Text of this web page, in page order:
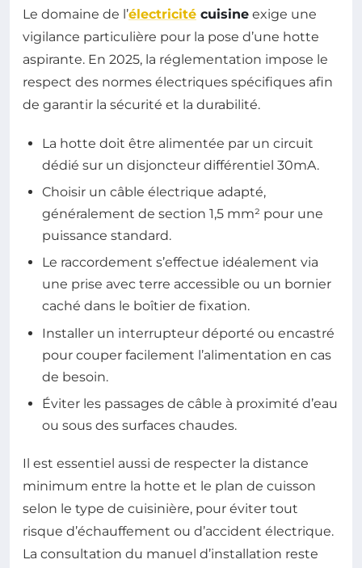
Le domaine de l’électricité cuisine exige une
vigilance particulière pour la pose d’une hotte
aspirante. En 2025, la réglementation impose le
respect des normes électriques spécifiques afin
de garantir la sécurité et la durabilité.
La hotte doit être alimentée par un circuit
dédié sur un disjoncteur différentiel 30mA.
Choisir un câble électrique adapté,
généralement de section 1,5 mm² pour une
puissance standard.
Le raccordement s’effectue idéalement via
une prise avec terre accessible ou un bornier
caché dans le boîtier de fixation.
Installer un interrupteur déporté ou encastré
pour couper facilement l’alimentation en cas
de besoin.
Éviter les passages de câble à proximité d’eau
ou sous des surfaces chaudes.
Il est essentiel aussi de respecter la distance
minimum entre la hotte et le plan de cuisson
selon le type de cuisinière, pour éviter tout
risque d’échauffement ou d’accident électrique.
La consultation du manuel d’installation reste